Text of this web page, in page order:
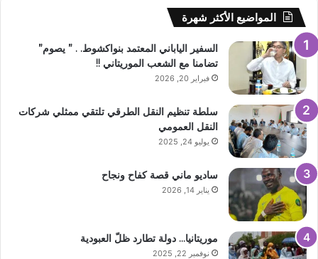
المواضيع الأكثر شهرة
السفير الياباني المعتمد بنواكشوط. . ” يصوم”
تضامنا مع الشعب الموريتاني !!
فبراير 20, 2026
سلطة تنظيم النقل الطرقي تلتقي ممثلي شركات
النقل العمومي
يوليو 24, 2025
ساديو ماني قصة كفاح ونجاح
يناير 14, 2026
موريتانيا… دولة تطارد ظلّ العبودية
نوفمبر 22, 2025